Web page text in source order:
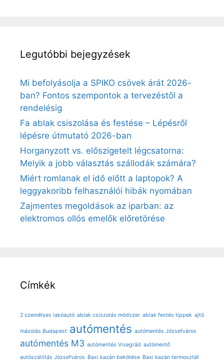
Legutóbbi bejegyzések
Mi befolyásolja a SPIKO csövek árát 2026-
ban? Fontos szempontok a tervezéstől a
rendelésig
Fa ablak csiszolása és festése – Lépésről
lépésre útmutató 2026-ban
Horganyzott vs. előszigetelt légcsatorna:
Melyik a jobb választás szállodák számára?
Miért romlanak el idő előtt a laptopok? A
leggyakoribb felhasználói hibák nyomában
Zajmentes megoldások az iparban: az
elektromos ollós emelők előretörése
Címkék
2 személyes lakóautó ablak csiszolás módszer ablak festés tippek ajtó
mázolás Budapest autómentés autómentés Józsefváros
autómentés M3 autómentés Visegrád autómentő
autószállítás Józsefváros Baxi kazán bekötése Baxi kazán termosztát